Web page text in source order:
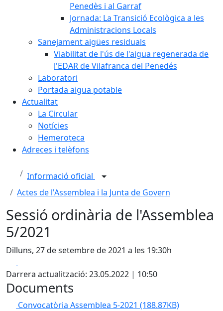
Penedès i al Garraf
Jornada: La Transició Ecològica a les
Administracions Locals
Sanejament aigües residuals
Viabilitat de l'ús de l'aigua regenerada de
l'EDAR de Vilafranca del Penedés
Laboratori
Portada aigua potable
Actualitat
La Circular
Notícies
Hemeroteca
Adreces i telèfons
Informació oficial
Actes de l'Assemblea i la Junta de Govern
Sessió ordinària de l'Assemblea
5/2021
Dilluns, 27 de setembre de 2021 a les 19:30h
Darrera actualització: 23.05.2022 | 10:50
Documents
Convocatòria Assemblea 5-2021 (188.87KB)